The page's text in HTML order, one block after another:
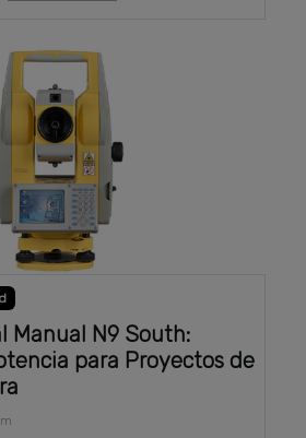
Manual N9 South:
para Proyectos de